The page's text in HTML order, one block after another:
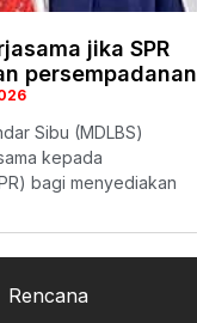
jika SPR
persempadanan
Sibu (MDLBS)
kepada
bagi menyediakan
Rencana